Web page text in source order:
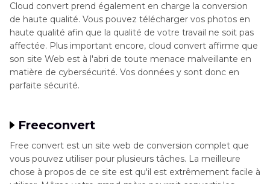
Cloud convert prend également en charge la conversion
de haute qualité. Vous pouvez télécharger vos photos en
haute qualité afin que la qualité de votre travail ne soit pas
affectée. Plus important encore, cloud convert affirme que
son site Web est à l'abri de toute menace malveillante en
matière de cybersécurité. Vos données y sont donc en
parfaite sécurité.
Freeconvert
Free convert est un site web de conversion complet que
vous pouvez utiliser pour plusieurs tâches. La meilleure
chose à propos de ce site est qu'il est extrêmement facile à